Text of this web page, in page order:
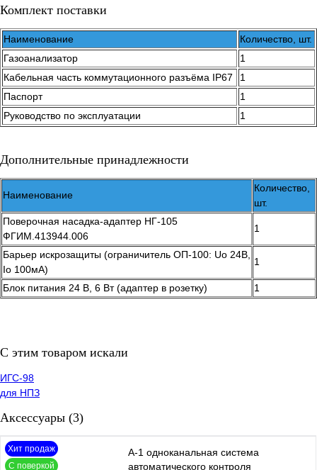
Комплект поставки
Наименование
Количество, шт.
Газоанализатор
1
Кабельная часть коммутационного разъёма IP67
1
Паспорт
1
Руководство по эксплуатации
1
Дополнительные принадлежности
Наименование
Количество,
шт.
Поверочная насадка-адаптер НГ-105
ФГИМ.413944.006
1
Барьер искрозащиты (ограничитель ОП-100: Uo 24В,
Io 100мА)
1
Блок питания 24 В, 6 Вт (адаптер в розетку) 1
C этим товаром искали
ИГС-98
для НПЗ
Аксессуары (3)
Хит продаж
С поверкой
А-1 одноканальная система
автоматического контроля